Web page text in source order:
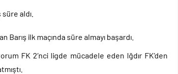
aldı.
Barış ilk maçında süre almayı başardı.
FK 2’nci ligde mücadele eden Iğdır FK’den